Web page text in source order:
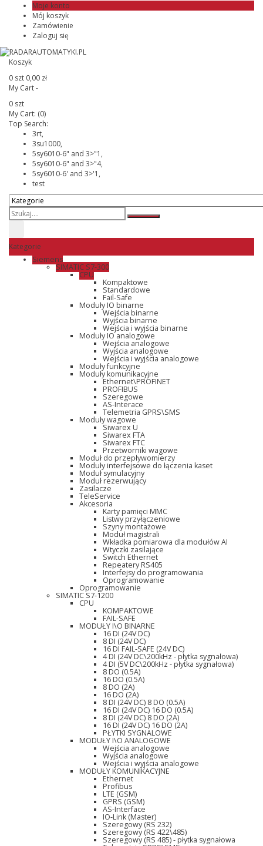
Moje konto
Mój koszyk
Zamówienie
Zaloguj się
Koszyk
0 szt 0,00 zł
My Cart -
0 szt
My Cart: (0)
Top Search:
3rt,
3su1000,
5sy6010-6" and 3>"1,
5sy6010-6" and 3>"4,
5sy6010-6' and 3>'1,
test
Kategorie
Siemens
SIMATIC S7-300
CPU
Kompaktowe
Standardowe
Fail-Safe
Moduły IO binarne
Wejścia binarne
Wyjścia binarne
Wejścia i wyjścia binarne
Moduły IO analogowe
Wejścia analogowe
Wyjścia analogowe
Wejścia i wyjścia analogowe
Moduły funkcyjne
Moduły komunikacyjne
Ethernet\PROFINET
PROFIBUS
Szeregowe
AS-Interace
Telemetria GPRS\SMS
Moduły wagowe
Siwarex U
Siwarex FTA
Siwarex FTC
Przetworniki wagowe
Moduł do przepływomierzy
Moduły interfejsowe do łączenia kaset
Moduł symulacyjny
Moduł rezerwujący
Zasilacze
TeleService
Akcesoria
Karty pamięci MMC
Listwy przyłączeniowe
Szyny montażowe
Moduł magistrali
Wkładka pomiarowa dla modułów AI
Wtyczki zasilające
Switch Ethernet
Repeatery RS405
Interfejsy do programowania
Oprogramowanie
Oprogramowanie
SIMATIC S7-1200
CPU
KOMPAKTOWE
FAIL-SAFE
MODUŁY I\O BINARNE
16 DI (24V DC)
8 DI (24V DC)
16 DI FAIL-SAFE (24V DC)
4 DI (24V DC\200kHz - płytka sygnałowa)
4 DI (5V DC\200kHz - płytka sygnałowa)
8 DO (0.5A)
16 DO (0.5A)
8 DO (2A)
16 DO (2A)
8 DI (24V DC) 8 DO (0.5A)
16 DI (24V DC) 16 DO (0.5A)
8 DI (24V DC) 8 DO (2A)
16 DI (24V DC) 16 DO (2A)
PŁYTKI SYGNALOWE
MODUŁY I\O ANALOGOWE
Wejścia analogowe
Wyjścia analogowe
Wejścia i wyjścia analogowe
MODUŁY KOMUNIKACYJNE
Ethernet
Profibus
LTE (GSM)
GPRS (GSM)
AS-Interface
IO-Link (Master)
Szeregowy (RS 232)
Szeregowy (RS 422\485)
Szeregowy (RS 485) - płytka sygnałowa